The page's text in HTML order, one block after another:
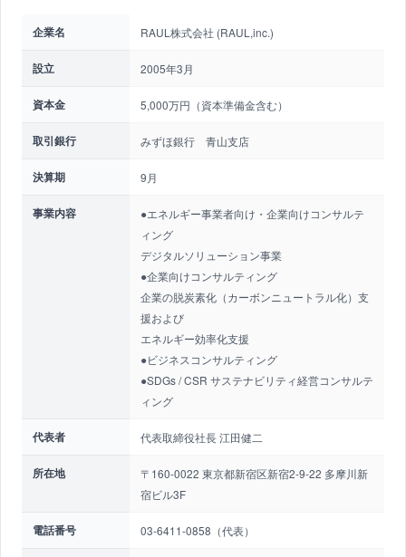
企業名 RAUL株式会社 (RAUL,inc.)
設立 2005年3月
資本金 5,000万円（資本準備金含む）
取引銀行 みずほ銀行 青山支店
決算期 9月
事業内容
●エネルギー事業者向け・企業向けコンサルテ
ィング
デジタルソリューション事業
●企業向けコンサルティング
企業の脱炭素化（カーボンニュートラル化）支
援および
エネルギー効率化支援
●ビジネスコンサルティング
●SDGs / CSR サステナビリティ経営コンサルテ
ィング
代表者 代表取締役社長 江田健二
所在地
〒160-0022 東京都新宿区新宿2-9-22 多摩川新
宿ビル3F
電話番号 03-6411-0858（代表）